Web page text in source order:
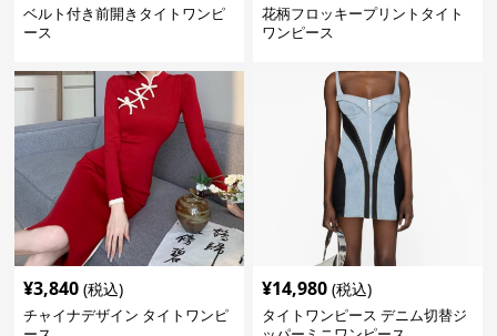
ベルト付き前開きタイトワンピ
ース
花柄フロッキープリントタイト
ワンピース
¥3,840 (税込)
チャイナデザイン タイトワンピ
¥14,980 (税込)
タイトワンピース デニム切替ジ